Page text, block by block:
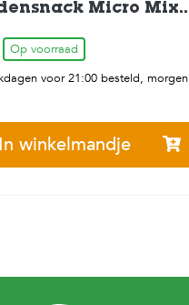
Micro Mix
Op voorraad
voor 21:00 besteld, morgen
In winkelmandje